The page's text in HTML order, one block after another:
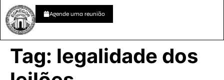
Agende uma reunião
Tag: legalidade dos